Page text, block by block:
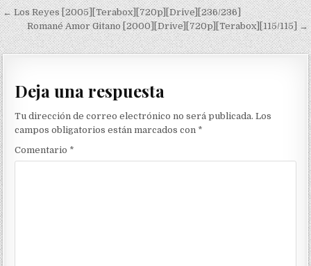
Navegación de entradas
← Los Reyes [2005][Terabox][720p][Drive][236/236]
Romané Amor Gitano [2000][Drive][720p][Terabox][115/115] →
Deja una respuesta
Tu dirección de correo electrónico no será publicada. Los
campos obligatorios están marcados con *
Comentario *